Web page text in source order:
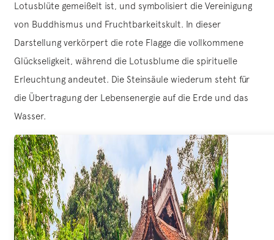
Lotusblüte gemeißelt ist, und symbolisiert die Vereinigung
von Buddhismus und Fruchtbarkeitskult. In dieser
Darstellung verkörpert die rote Flagge die vollkommene
Glückseligkeit, während die Lotusblume die spirituelle
Erleuchtung andeutet. Die Steinsäule wiederum steht für
die Übertragung der Lebensenergie auf die Erde und das
Wasser.